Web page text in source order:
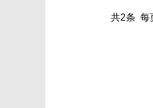
共2条 每